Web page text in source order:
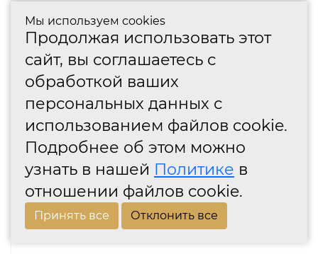
Мы используем cookies
Продолжая использовать этот
сайт, вы соглашаетесь с
обработкой ваших
персональных данных с
использованием файлов cookie.
Подробнее об этом можно
узнать в нашей Политике в
отношении файлов cookie.
Принять все Отклонить все